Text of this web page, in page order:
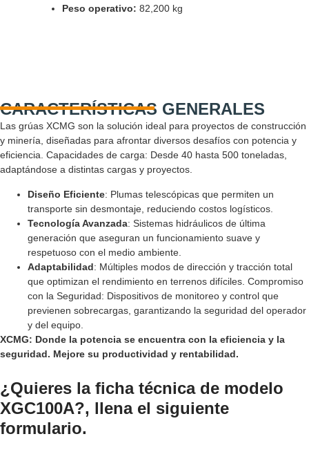
Peso operativo: 82,200 kg
CARACTERÍSTICAS GENERALES
Las grúas XCMG son la solución ideal para proyectos de construcción
y minería, diseñadas para afrontar diversos desafíos con potencia y
eficiencia. Capacidades de carga: Desde 40 hasta 500 toneladas,
adaptándose a distintas cargas y proyectos.
Diseño Eficiente: Plumas telescópicas que permiten un
transporte sin desmontaje, reduciendo costos logísticos.
Tecnología Avanzada: Sistemas hidráulicos de última
generación que aseguran un funcionamiento suave y
respetuoso con el medio ambiente.
Adaptabilidad: Múltiples modos de dirección y tracción total
que optimizan el rendimiento en terrenos difíciles. Compromiso
con la Seguridad: Dispositivos de monitoreo y control que
previenen sobrecargas, garantizando la seguridad del operador
y del equipo.
XCMG: Donde la potencia se encuentra con la eficiencia y la
seguridad. Mejore su productividad y rentabilidad.
¿Quieres la ficha técnica de modelo
XGC100A?, llena el siguiente
formulario.